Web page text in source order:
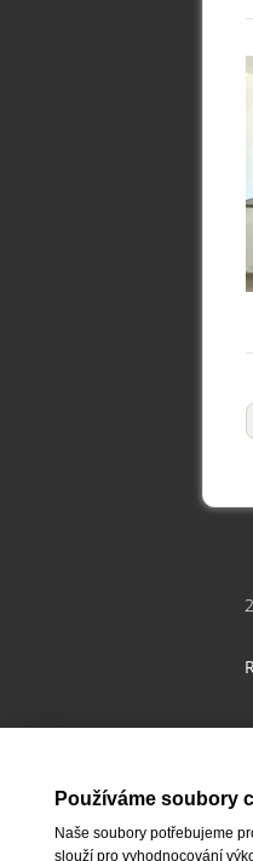
Používáme soubory
Naše soubory potřebujeme
slouží pro vyhodnocování